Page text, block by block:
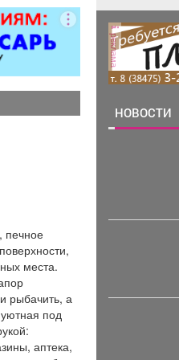
номеров
-Смена
белья и
запаса
личной
мини-
зон
и
печное
места.
рыбачить, а
под
аптека,
реклама
НОВОСТИ